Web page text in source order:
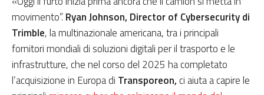
movimento”.Ryan Johnson, Director of Cybersecurity di
Trimble, la multinazionale americana, tra i principali
fornitori mondiali di soluzioni digitali per il trasporto e le
infrastrutture, che nel corso del 2025 ha completato
l’acquisizione in Europa di Transporeon,ci aiuta a capire le